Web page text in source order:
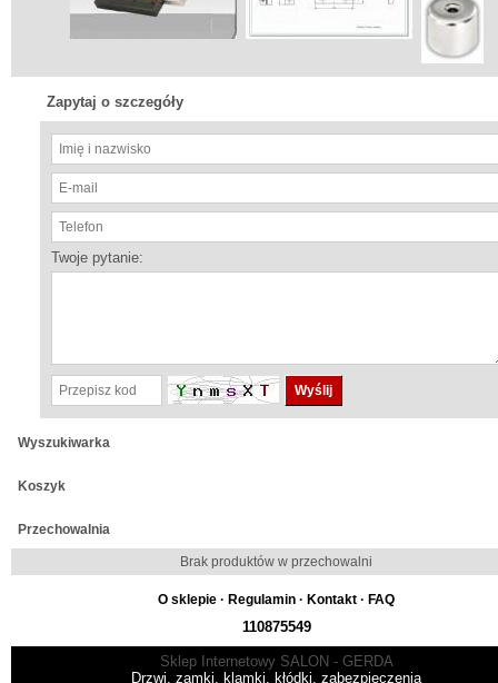
Zapytaj o szczegóły
Twoje pytanie:
Wyszukiwarka
Koszyk
Przechowalnia
Brak produktów w przechowalni
O sklepie · Regulamin · Kontakt · FAQ
110875549
Sklep Internetowy SALON - GERDA
Drzwi, zamki, klamki, kłódki, zabezpieczenia